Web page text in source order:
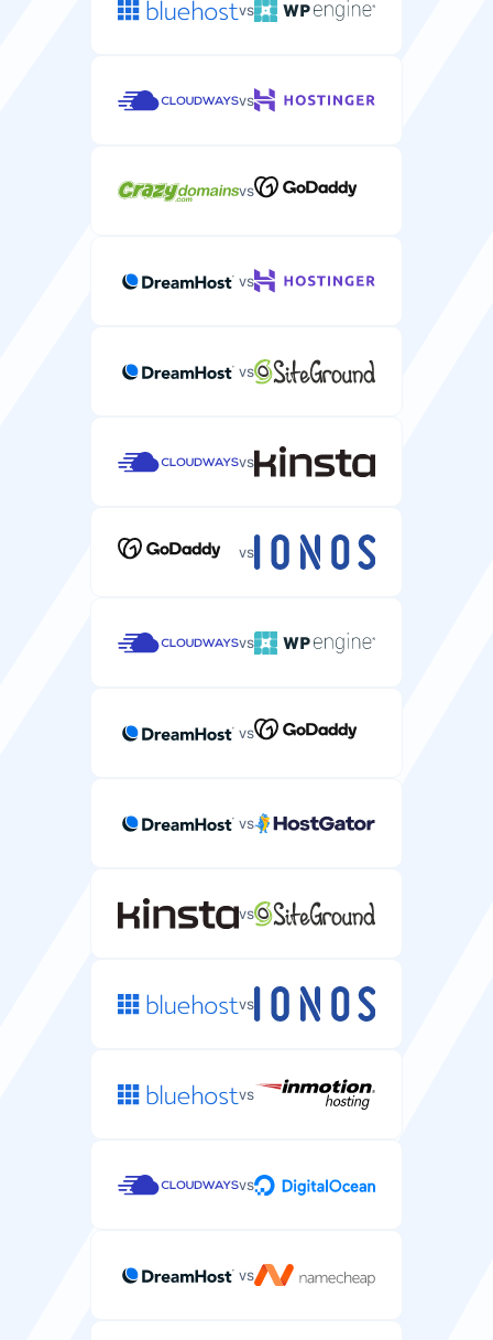
vs
vs
vs
vs
vs
vs
vs
vs
vs
vs
vs
vs
vs
vs
vs